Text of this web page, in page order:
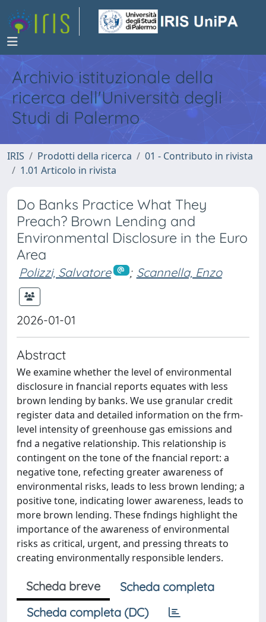
Archivio istituzionale della
ricerca dell'Università degli
Studi di Palermo
IRIS Prodotti della ricerca
01 - Contributo in rivista
1.01 Articolo in rivista
Do Banks Practice What They
Preach? Brown Lending and
Environmental Disclosure in the Euro
Area
Polizzi, Salvatore ; Scannella, Enzo
2026-01-01
Abstract
We examine whether the level of environmental
disclosure in fnancial reports equates with less
brown lending by banks. We use granular credit
register data and detailed information on the frm-
level intensity of greenhouse gas emissions and
fnd a negative relationship. This relationship is
contingent on the tone of the fnancial report: a
negative tone, refecting greater awareness of
environmental risks, leads to less brown lending; a
positive tone, indicating lower awareness, leads to
more brown lending. These fndings highlight the
importance of the awareness of environmental
risks as critical, urgent, and pressing threats to
creating environmentally responsible lenders.
Scheda breve
Scheda completa
Scheda completa (DC)